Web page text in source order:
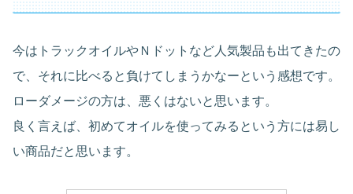
今はトラックオイルやＮドットなど人気製品も出てきたの
で、それに比べると負けてしまうかなーという感想です。
ローダメージの方は、悪くはないと思います。
良く言えば、初めてオイルを使ってみるという方には易し
い商品だと思います。